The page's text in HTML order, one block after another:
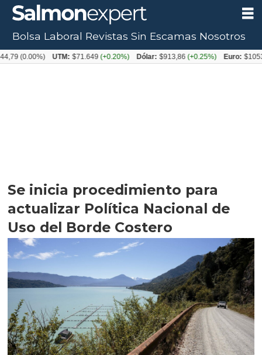
Se inicia procedimiento para
actualizar Política Nacional de
Uso del Borde Costero
Bolsa Laboral Revistas Sin Escamas Nosotros
UTM: $71.649(+0.20%) Dólar: $913,86(+0.25%) Euro: $1053,08(-